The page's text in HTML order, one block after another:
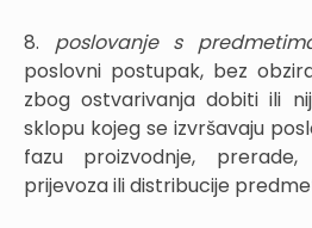
8. poslovanje s
poslovni postupak, bez
zbog ostvarivanja dobiti ili
sklopu kojeg se izvršavaju
fazu proizvodnje, prerade,
prijevoza ili distribucije